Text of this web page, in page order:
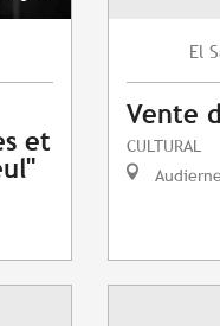
et
El
Vente
CULTURAL
Audierne